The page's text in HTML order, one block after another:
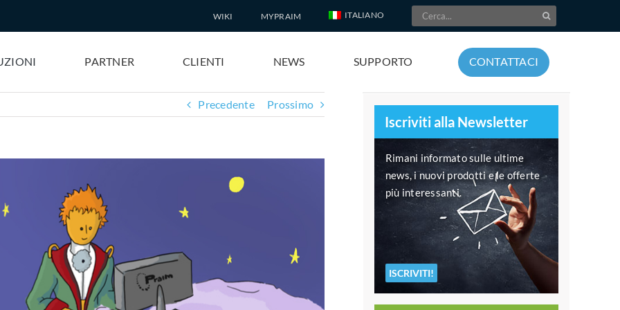
WIKI MYPRAIM ITALIANO
Cerca
per:
PARTNER CLIENTI NEWS SUPPORTO CONTATTACI
Precedente Prossimo
Iscriviti alla Newsletter
Rimani informato sulle ultime
news, i nuovi prodotti e le offerte
più interessanti.
ISCRIVITI!